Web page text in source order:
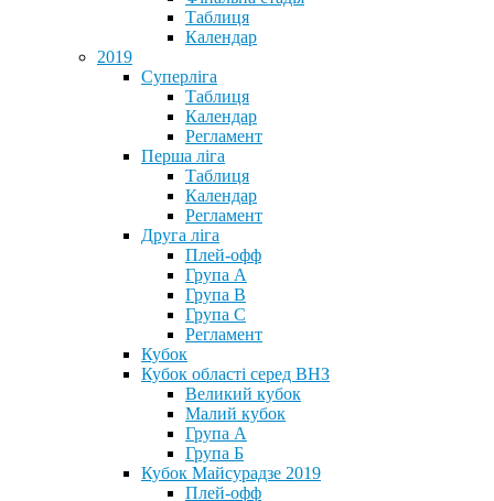
Таблиця
Календар
2019
Суперліга
Таблиця
Календар
Регламент
Перша ліга
Таблиця
Календар
Регламент
Друга ліга
Плей-офф
Група А
Група В
Група С
Регламент
Кубок
Кубок області серед ВНЗ
Великий кубок
Малий кубок
Група А
Група Б
Кубок Майсурадзе 2019
Плей-офф